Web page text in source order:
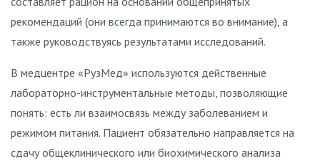
рекомендаций (они всегда принимаются во внимание), а
также руководствуясь результатами исследований.
В медцентре «РузМед» используются действенные
лабораторно-инструментальные методы, позволяющие
понять: есть ли взаимосвязь между заболеванием и
режимом питания. Пациент обязательно направляется на
сдачу общеклинического или биохимического анализа